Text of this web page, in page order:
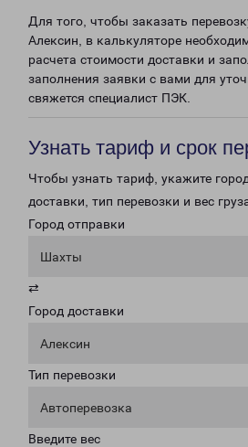
Для того, чтобы заказать
Алексин, в калькуляторе
расчета стоимости доставки и
заполнения заявки с вами для
свяжется специалист ПЭК.
Узнать тариф и срок
Чтобы узнать тариф, укажите
доставки, тип перевозки и вес
Город отправки
Шахты
⇄
Город доставки
Алексин
Тип перевозки
Автоперевозка
Введите вес